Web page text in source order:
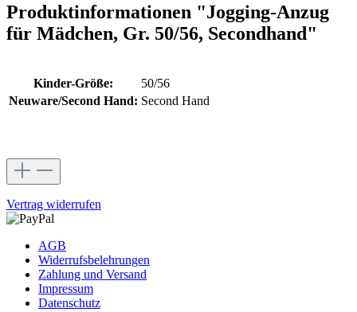
Produktinformationen "Jogging-Anzug
für Mädchen, Gr. 50/56, Secondhand"
Kinder-Größe:
50/56
Neuware/Second Hand: Second Hand
Vertrag widerrufen
AGB
Widerrufsbelehrungen
Zahlung und Versand
Impressum
Datenschutz